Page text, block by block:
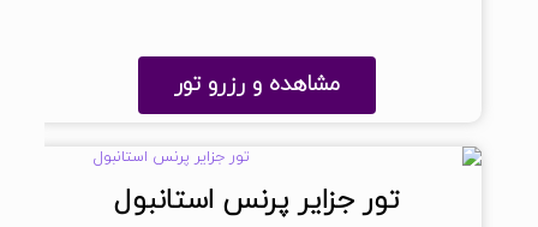
مشاهده و رزرو تور
تور جزایر پرنس استانبول